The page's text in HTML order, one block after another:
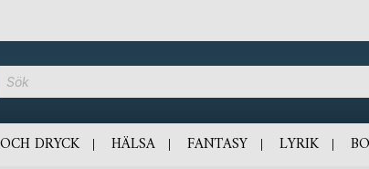
DRYCK HÄLSA FANTASY LYRIK